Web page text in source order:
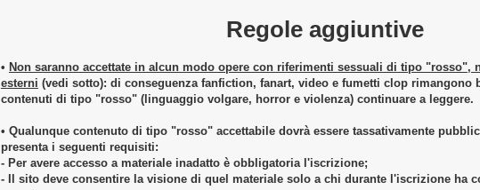
Regole aggiuntive
• Non saranno accettate in alcun modo opere con riferimenti sessuali di tipo "rosso",
esterni (vedi sotto): di conseguenza fanfiction, fanart, video e fumetti clop rimangono
contenuti di tipo "rosso" (linguaggio volgare, horror e violenza) continuare a leggere.
• Qualunque contenuto di tipo "rosso" accettabile dovrà essere tassativamente
presenta i seguenti requisiti:
- Per avere accesso a materiale inadatto è obbligatoria l'iscrizione;
- Il sito deve consentire la visione di quel materiale solo a chi durante l'iscrizione ha